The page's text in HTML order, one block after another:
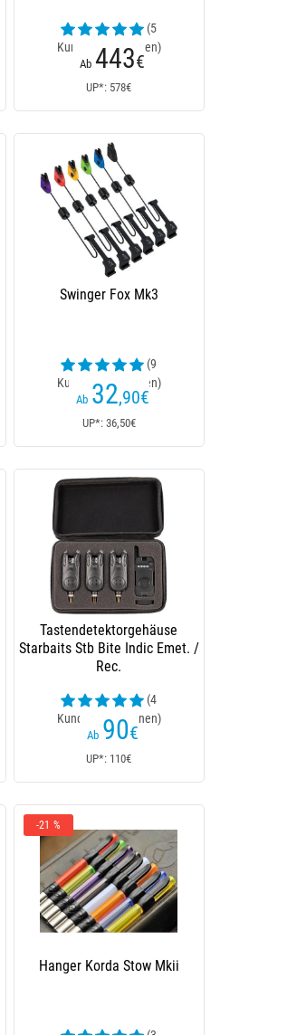
(5
Kundenrezensionen)
Ab 443€
UP*: 578€
Swinger Fox Mk3
(9
Kundenrezensionen)
Ab 32,90€
UP*: 36,50€
Tastendetektorgehäuse
Starbaits Stb Bite Indic Emet. /
Rec.
(4
Kundenrezensionen)
Ab 90€
UP*: 110€
-21 %
Hanger Korda Stow Mkii